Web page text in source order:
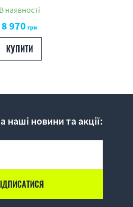
В наявності
8 970 грн
КУПИТИ
наші новини та акції: